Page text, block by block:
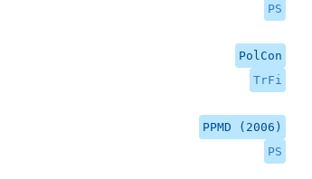
PS
PolCon
TrFi
PPMD (2006)
PS